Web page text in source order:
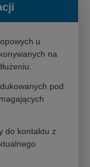
format jest
jest optymalnie
wysokości,
biznesowych, tabel
powierzchni
u
na
pod
do kontaktu z